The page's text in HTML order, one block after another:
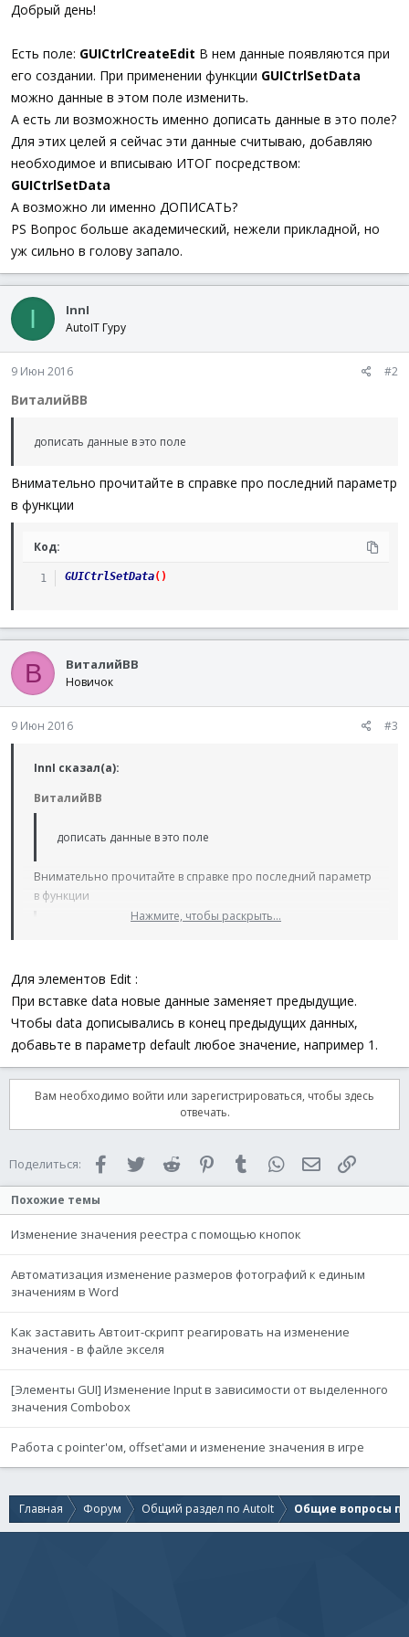
Добрый день!
Есть поле: GUICtrlCreateEdit В нем данные появляются при
его создании. При применении функции GUICtrlSetData
можно данные в этом поле изменить.
А есть ли возможность именно дописать данные в это поле?
Для этих целей я сейчас эти данные считываю, добавляю
необходимое и вписываю ИТОГ посредством:
GUICtrlSetData
А возможно ли именно ДОПИСАТЬ?
PS Вопрос больше академический, нежели прикладной, но
уж сильно в голову запало.
I InnI
AutoIT Гуру
9 Июн 2016 #2
ВиталийВВ
дописать данные в это поле
Внимательно прочитайте в справке про последний параметр
в функции
Код:
GUICtrlSetData( )
В ВиталийВВ
Новичок
9 Июн 2016 #3
InnI сказал(а):
ВиталийВВ
дописать данные в это поле
Внимательно прочитайте в справке про последний параметр
в функции
Нажмите, чтобы раскрыть...
Для элементов Edit :
При вставке data новые данные заменяет предыдущие.
Чтобы data дописывались в конец предыдущих данных,
добавьте в параметр default любое значение, например 1.
Вам необходимо войти или зарегистрироваться, чтобы здесь
отвечать.
Поделиться: FacebookTwitter Reddit PinterestTumblr WhatsAppЭлектронная
Похожие темы
Изменение значения реестра с помощью кнопок
Автоматизация изменение размеров фотографий к единым
значениям в Word
Как заставить Автоит-скрипт реагировать на изменение
значения - в файле экселя
[Элементы GUI] Изменение Input в зависимости от выделенного
значения Сombobox
Работа с pointer'ом, offset'ами и изменение значения в игре
Главная Форум Общий раздел по AutoIt Общие вопросы